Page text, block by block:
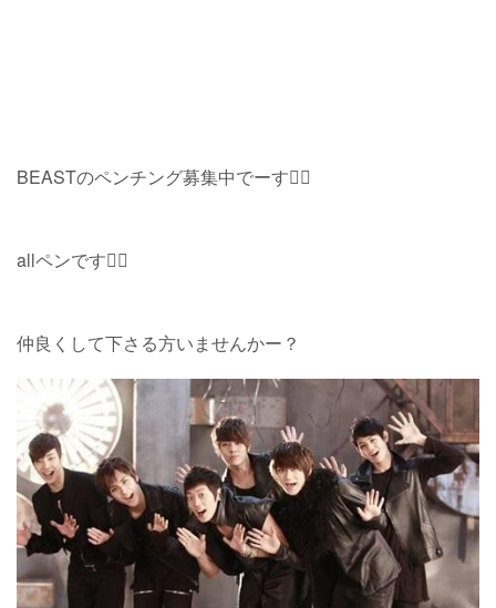
BEASTのペンチング募集中でーす
allペンです
仲良くして下さる方いませんかー？